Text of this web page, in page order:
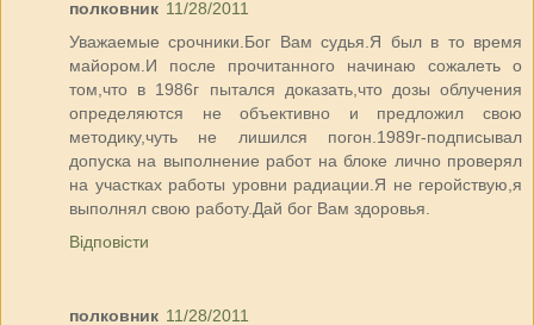
полковник 11/28/2011
Уважаемые срочники.Бог Вам судья.Я был в то время
майором.И после прочитанного начинаю сожалеть о
том,что в 1986г пытался доказать,что дозы облучения
определяются не объективно и предложил свою
методику,чуть не лишился погон.1989г-подписывал
допуска на выполнение работ на блоке лично проверял
на участках работы уровни радиации.Я не геройствую,я
выполнял свою работу.Дай бог Вам здоровья.
Відповісти
полковник 11/28/2011